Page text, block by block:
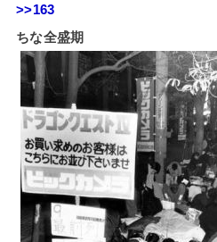
>>163
ちな全盛期